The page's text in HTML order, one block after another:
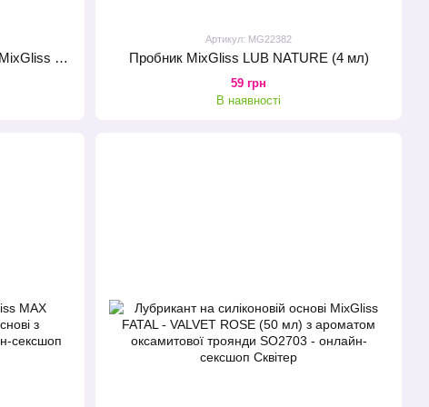
Лубрикант на силіконовій основі MixGliss CANDY - SUCRE D'ORGE (50 мл) з цукровим ароматом
Артикул: MG22382
Пробник MixGliss LUB NATURE (4 мл)
59 грн
В наявності